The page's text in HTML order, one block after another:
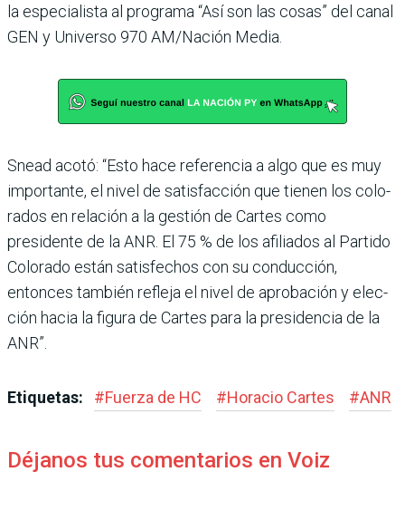
la especia­lista al programa “Así son las cosas” del canal
GEN y Uni­verso 970 AM/Nación Media.
Snead acotó: “Esto hace referencia a algo que es muy
importante, el nivel de satis­facción que tienen los colo­
rados en relación a la gestión de Cartes como
presidente de la ANR. El 75 % de los afilia­dos al Partido
Colorado están satisfechos con su conduc­ción,
entonces también refleja el nivel de aprobación y elec­
ción hacia la figura de Car­tes para la presidencia de la
ANR”.
Etiquetas: #Fuerza de HC #Horacio Cartes #ANR
Déjanos tus comentarios en Voiz